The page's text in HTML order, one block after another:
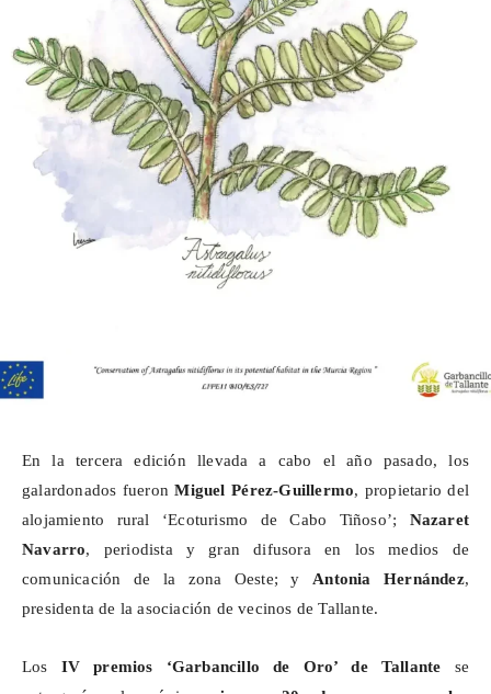
En la tercera edición llevada a cabo el año pasado, los
galardonados fueronMiguel Pérez-Guillermo, propietario del
alojamiento rural ‘Ecoturismo de Cabo Tiñoso’; Nazaret
Navarro, periodista y gran difusora en los medios de
comunicación de la zona Oeste; y Antonia Hernández,
presidenta de la asociación de vecinos de Tallante.
Los IV premios ‘Garbancillo de Oro’ de Tallante se